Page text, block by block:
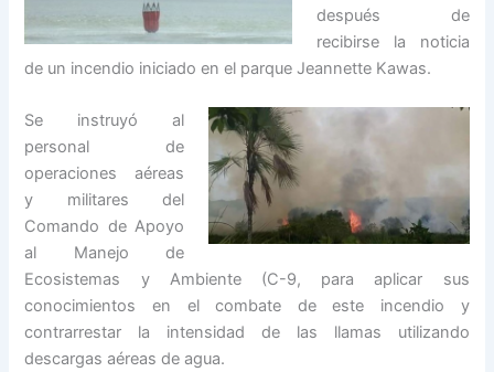
después de
recibirse la noticia
de un incendio iniciado en el parque Jeannette Kawas.
Se instruyó al
personal de
operaciones aéreas
y militares del
Comando de Apoyo
al Manejo de
Ecosistemas y Ambiente (C-9, para aplicar sus
conocimientos en el combate de este incendio y
contrarrestar la intensidad de las llamas utilizando
descargas aéreas de agua.